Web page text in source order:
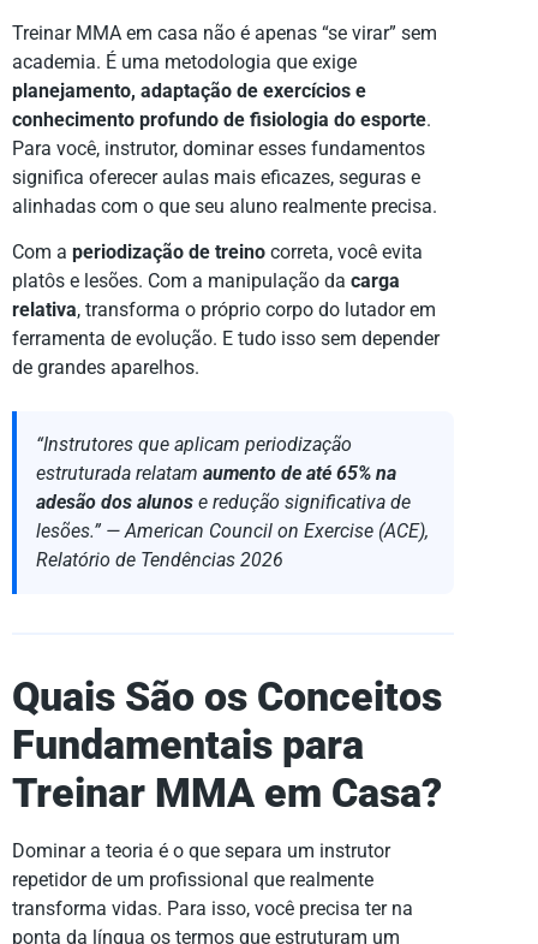
Treinar MMA em casa não é apenas “se virar” sem
academia. É uma metodologia que exige
planejamento, adaptação de exercícios e
conhecimento profundo de fisiologia do esporte.
Para você, instrutor, dominar esses fundamentos
significa oferecer aulas mais eficazes, seguras e
alinhadas com o que seu aluno realmente precisa.
Com a periodização de treino correta, você evita
platôs e lesões. Com a manipulação da carga
relativa, transforma o próprio corpo do lutador em
ferramenta de evolução. E tudo isso sem depender
de grandes aparelhos.
“Instrutores que aplicam periodização
estruturada relatam aumento de até 65% na
adesão dos alunos e redução significativa de
lesões.” —American Council on Exercise (ACE),
Relatório de Tendências 2026
Quais São os Conceitos
Fundamentais para
Treinar MMA em Casa?
Dominar a teoria é o que separa um instrutor
repetidor de um profissional que realmente
transforma vidas. Para isso, você precisa ter na
ponta da língua os termos que estruturam um